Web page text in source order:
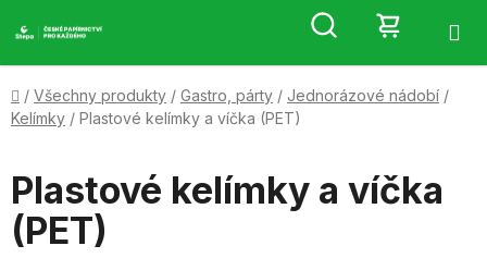
na
Hledat
KOŠÍK
Domů
/ Všechny produkty / Gastro, párty / Jednorázové nádobí /
Kelímky / Plastové kelímky a víčka (PET)
Plastové kelímky a víčka
(PET)